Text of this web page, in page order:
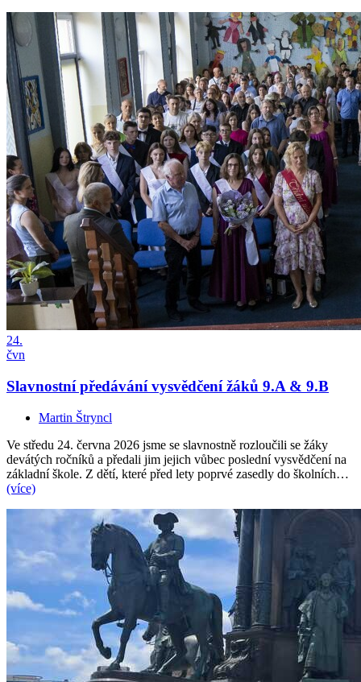
24.
čvn
Slavnostní předávání vysvědčení žáků 9.A & 9.B
Martin Štryncl
Ve středu 24. června 2026 jsme se slavnostně rozloučili se žáky
devátých ročníků a předali jim jejich vůbec poslední vysvědčení na
základní škole. Z dětí, které před lety poprvé zasedly do školních…
(více)